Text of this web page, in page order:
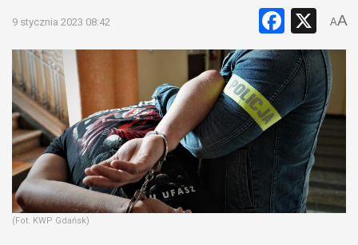
9 stycznia 2023 08:42 X
AA
(Fot. KWP Gdańsk)